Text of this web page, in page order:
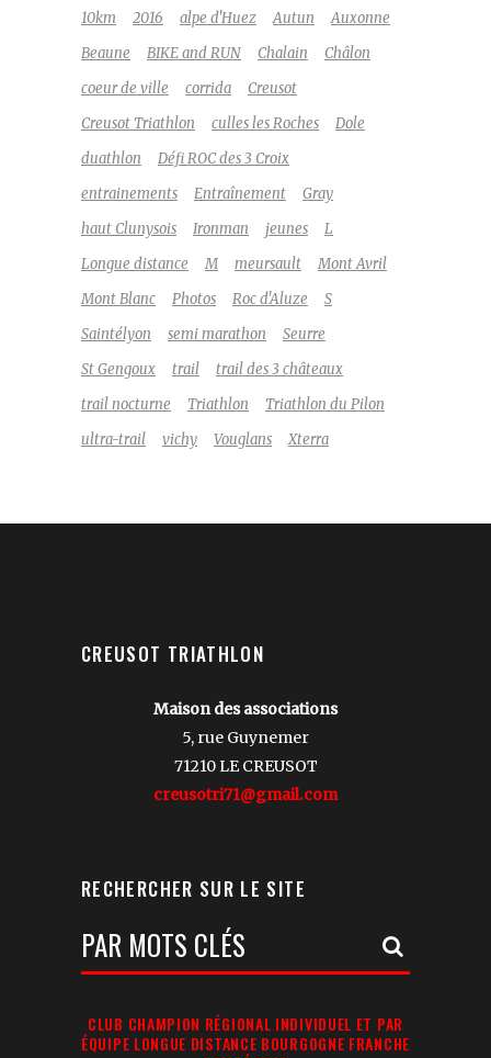
10km 2016 alpe d'Huez Autun
Auxonne
Beaune
BIKE and RUN Chalain
Châlon
coeur de ville
corrida
Creusot
Creusot Triathlon
culles les Roches
Dole
duathlon
Défi ROC des 3 Croix
entrainements
Entraînement
Gray
haut Clunysois
Ironman jeunes
L
Longue distance
M meursault
Mont Avril
Mont Blanc
Photos Roc d'Aluze
S
Saintélyon
semi marathon
Seurre
St Gengoux
trail
trail des 3 châteaux
trail nocturne
Triathlon
Triathlon du Pilon
ultra-trail
vichy Vouglans Xterra
CREUSOT TRIATHLON
Maison des associations
5, rue Guynemer
71210 LE CREUSOT
creusotri71@gmail.com
RECHERCHER SUR LE SITE
Votre
Recherche:
CLUB CHAMPION RÉGIONAL INDIVIDUEL ET PAR
ÉQUIPE LONGUE DISTANCE BOURGOGNE FRANCHE